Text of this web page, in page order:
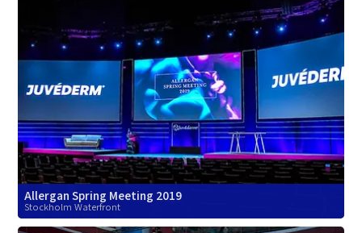
Allergan Spring Meeting 2019
Stockholm Waterfront